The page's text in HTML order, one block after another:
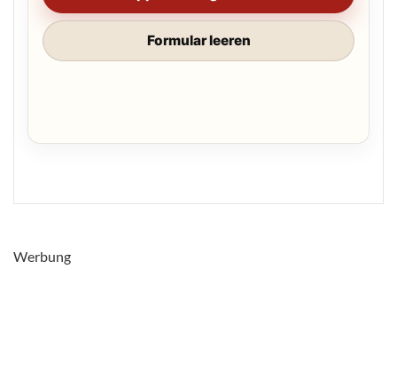
Formular leeren
Werbung